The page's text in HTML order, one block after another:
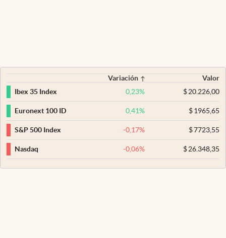
Variación
Valor
Ibex 35 Index
0,23% $20.226,00
Euronext 100 ID 0,41% $1965,65
S&P 500 Index -0,17% $7723,55
Nasdaq -0,06% $26.348,35